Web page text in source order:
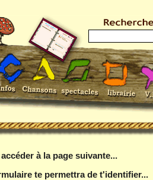
à la page suivante...
te permettra de t'identifier...